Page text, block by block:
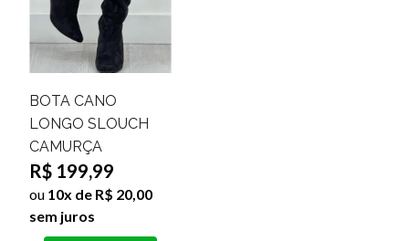
BOTA CANO
LONGO SLOUCH
CAMURÇA
R$ 199,99
ou 10x de R$ 20,00
sem juros